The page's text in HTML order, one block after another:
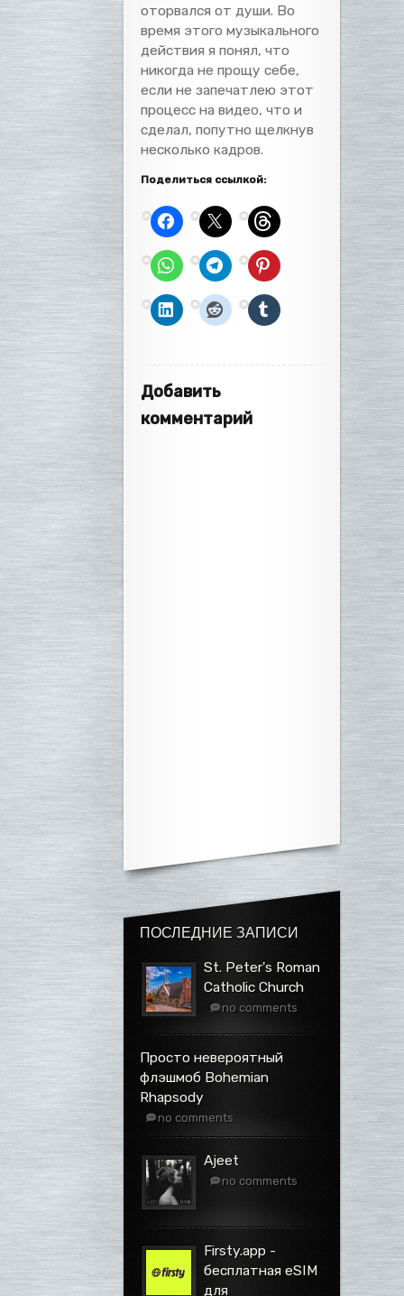
оторвался от души. Во
время этого музыкального
действия я понял, что
никогда не прощу себе,
если не запечатлею этот
процесс на видео, что и
сделал, попутно щелкнув
несколько кадров.
Поделиться ссылкой:
Добавить
комментарий
ПОСЛЕДНИЕ ЗАПИСИ
St. Peter's Roman
Catholic Church
no comments
Просто невероятный
флэшмоб Bohemian
Rhapsody
no comments
Ajeet
no comments
Firsty.app -
бесплатная eSIM
для